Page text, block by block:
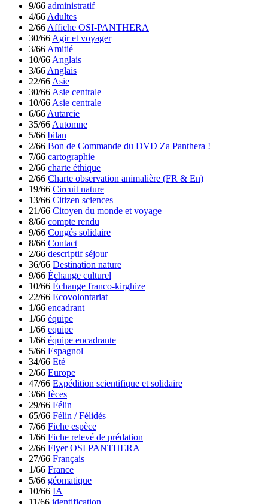
9/66 administratif
4/66 Adultes
2/66 Affiche OSI-PANTHERA
30/66 Agir et voyager
3/66 Amitié
10/66 Anglais
3/66 Anglais
22/66 Asie
30/66 Asie centrale
10/66 Asie centrale
6/66 Autarcie
35/66 Automne
5/66 bilan
2/66 Bon de Commande du DVD Za Panthera !
7/66 cartographie
2/66 charte éthique
2/66 Charte observation animalière (FR & En)
19/66 Circuit nature
13/66 Citizen sciences
21/66 Citoyen du monde et voyage
8/66 compte rendu
9/66 Congés solidaire
8/66 Contact
2/66 descriptif séjour
36/66 Destination nature
9/66 Échange culturel
10/66 Échange franco-kirghize
22/66 Ecovolontariat
1/66 encadrant
1/66 équipe
1/66 equipe
1/66 équipe encadrante
5/66 Espagnol
34/66 Eté
2/66 Europe
47/66 Expédition scientifique et solidaire
3/66 fèces
29/66 Félin
65/66 Félin / Félidés
7/66 Fiche espèce
1/66 Fiche relevé de prédation
2/66 Flyer OSI PANTHERA
27/66 Français
1/66 France
5/66 géomatique
10/66 IA